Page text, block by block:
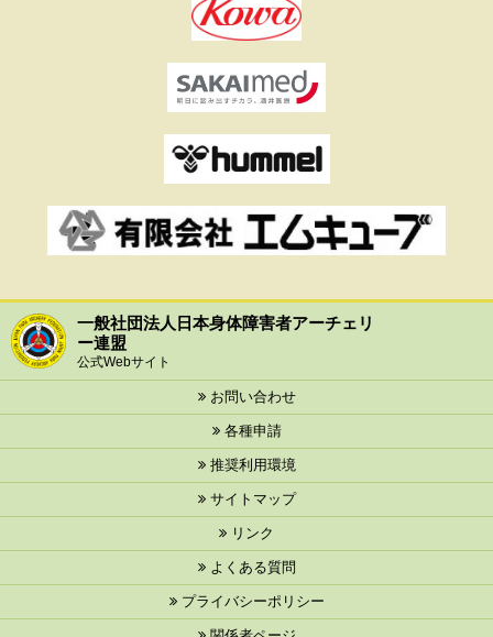
一般社団法人日本身体障害者アーチェリ
ー連盟
公式Webサイト
お問い合わせ
各種申請
推奨利用環境
サイトマップ
リンク
よくある質問
プライバシーポリシー